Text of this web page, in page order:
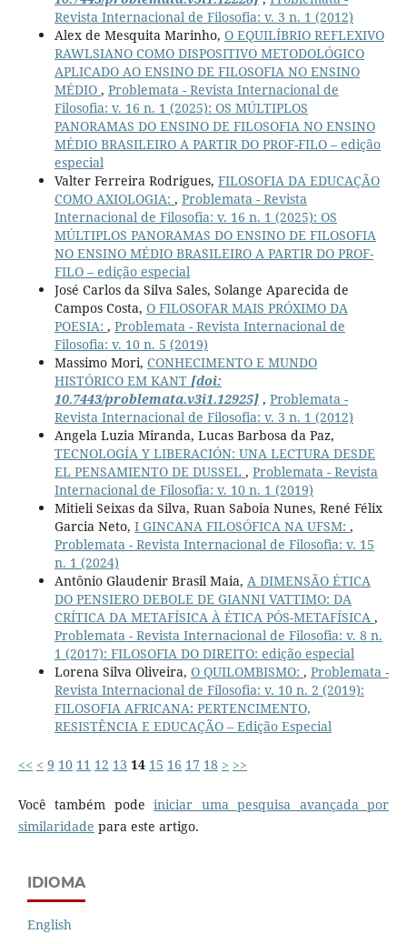
Revista Internacional de Filosofia: v. 3 n. 1 (2012)
Alex de Mesquita Marinho, O EQUILÍBRIO REFLEXIVO
RAWLSIANO COMO DISPOSITIVO METODOLÓGICO
APLICADO AO ENSINO DE FILOSOFIA NO ENSINO
MÉDIO , Problemata - Revista Internacional de
Filosofia: v. 16 n. 1 (2025): OS MÚLTIPLOS
PANORAMAS DO ENSINO DE FILOSOFIA NO ENSINO
MÉDIO BRASILEIRO A PARTIR DO PROF-FILO – edição
especial
Valter Ferreira Rodrigues, FILOSOFIA DA EDUCAÇÃO
COMO AXIOLOGIA: , Problemata - Revista
Internacional de Filosofia: v. 16 n. 1 (2025): OS
MÚLTIPLOS PANORAMAS DO ENSINO DE FILOSOFIA
NO ENSINO MÉDIO BRASILEIRO A PARTIR DO PROF-
FILO – edição especial
José Carlos da Silva Sales, Solange Aparecida de
Campos Costa, O FILOSOFAR MAIS PRÓXIMO DA
POESIA: , Problemata - Revista Internacional de
Filosofia: v. 10 n. 5 (2019)
Massimo Mori, CONHECIMENTO E MUNDO
HISTÓRICO EM KANT [doi:
10.7443/problemata.v3i1.12925], Problemata -
Revista Internacional de Filosofia: v. 3 n. 1 (2012)
Angela Luzia Miranda, Lucas Barbosa da Paz,
TECNOLOGÍA Y LIBERACIÓN: UNA LECTURA DESDE
EL PENSAMIENTO DE DUSSEL , Problemata - Revista
Internacional de Filosofia: v. 10 n. 1 (2019)
Mitieli Seixas da Silva, Ruan Saboia Nunes, René Félix
Garcia Neto, I GINCANA FILOSÓFICA NA UFSM: ,
Problemata - Revista Internacional de Filosofia: v. 15
n. 1 (2024)
Antônio Glaudenir Brasil Maia, A DIMENSÃO ÉTICA
DO PENSIERO DEBOLE DE GIANNI VATTIMO: DA
CRÍTICA DA METAFÍSICA À ÉTICA PÓS-METAFÍSICA ,
Problemata - Revista Internacional de Filosofia: v. 8 n.
1 (2017): FILOSOFIA DO DIREITO: edição especial
Lorena Silva Oliveira, O QUILOMBISMO: , Problemata -
Revista Internacional de Filosofia: v. 10 n. 2 (2019):
FILOSOFIA AFRICANA: PERTENCIMENTO,
RESISTÊNCIA E EDUCAÇÃO – Edição Especial
<< < 9 10 11 12 13 14 15 16 17 18 > >>
Você também podeiniciar uma pesquisa avançada por
similaridade para este artigo.
IDIOMA
English